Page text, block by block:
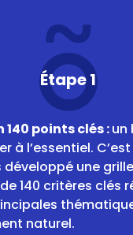
Étape 1
140 points clés :un
à l’essentiel.
une
140 critères clés
naturel.